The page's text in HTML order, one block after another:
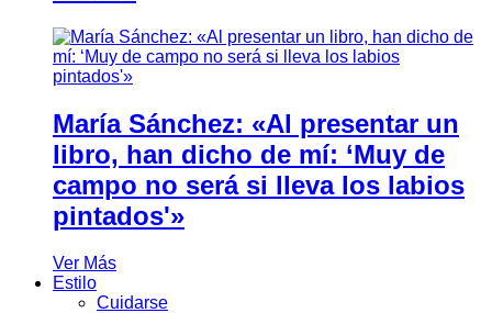
María Sánchez: «Al presentar un
libro, han dicho de mí: ‘Muy de
campo no será si lleva los labios
pintados'»
Ver Más
Estilo
Cuidarse